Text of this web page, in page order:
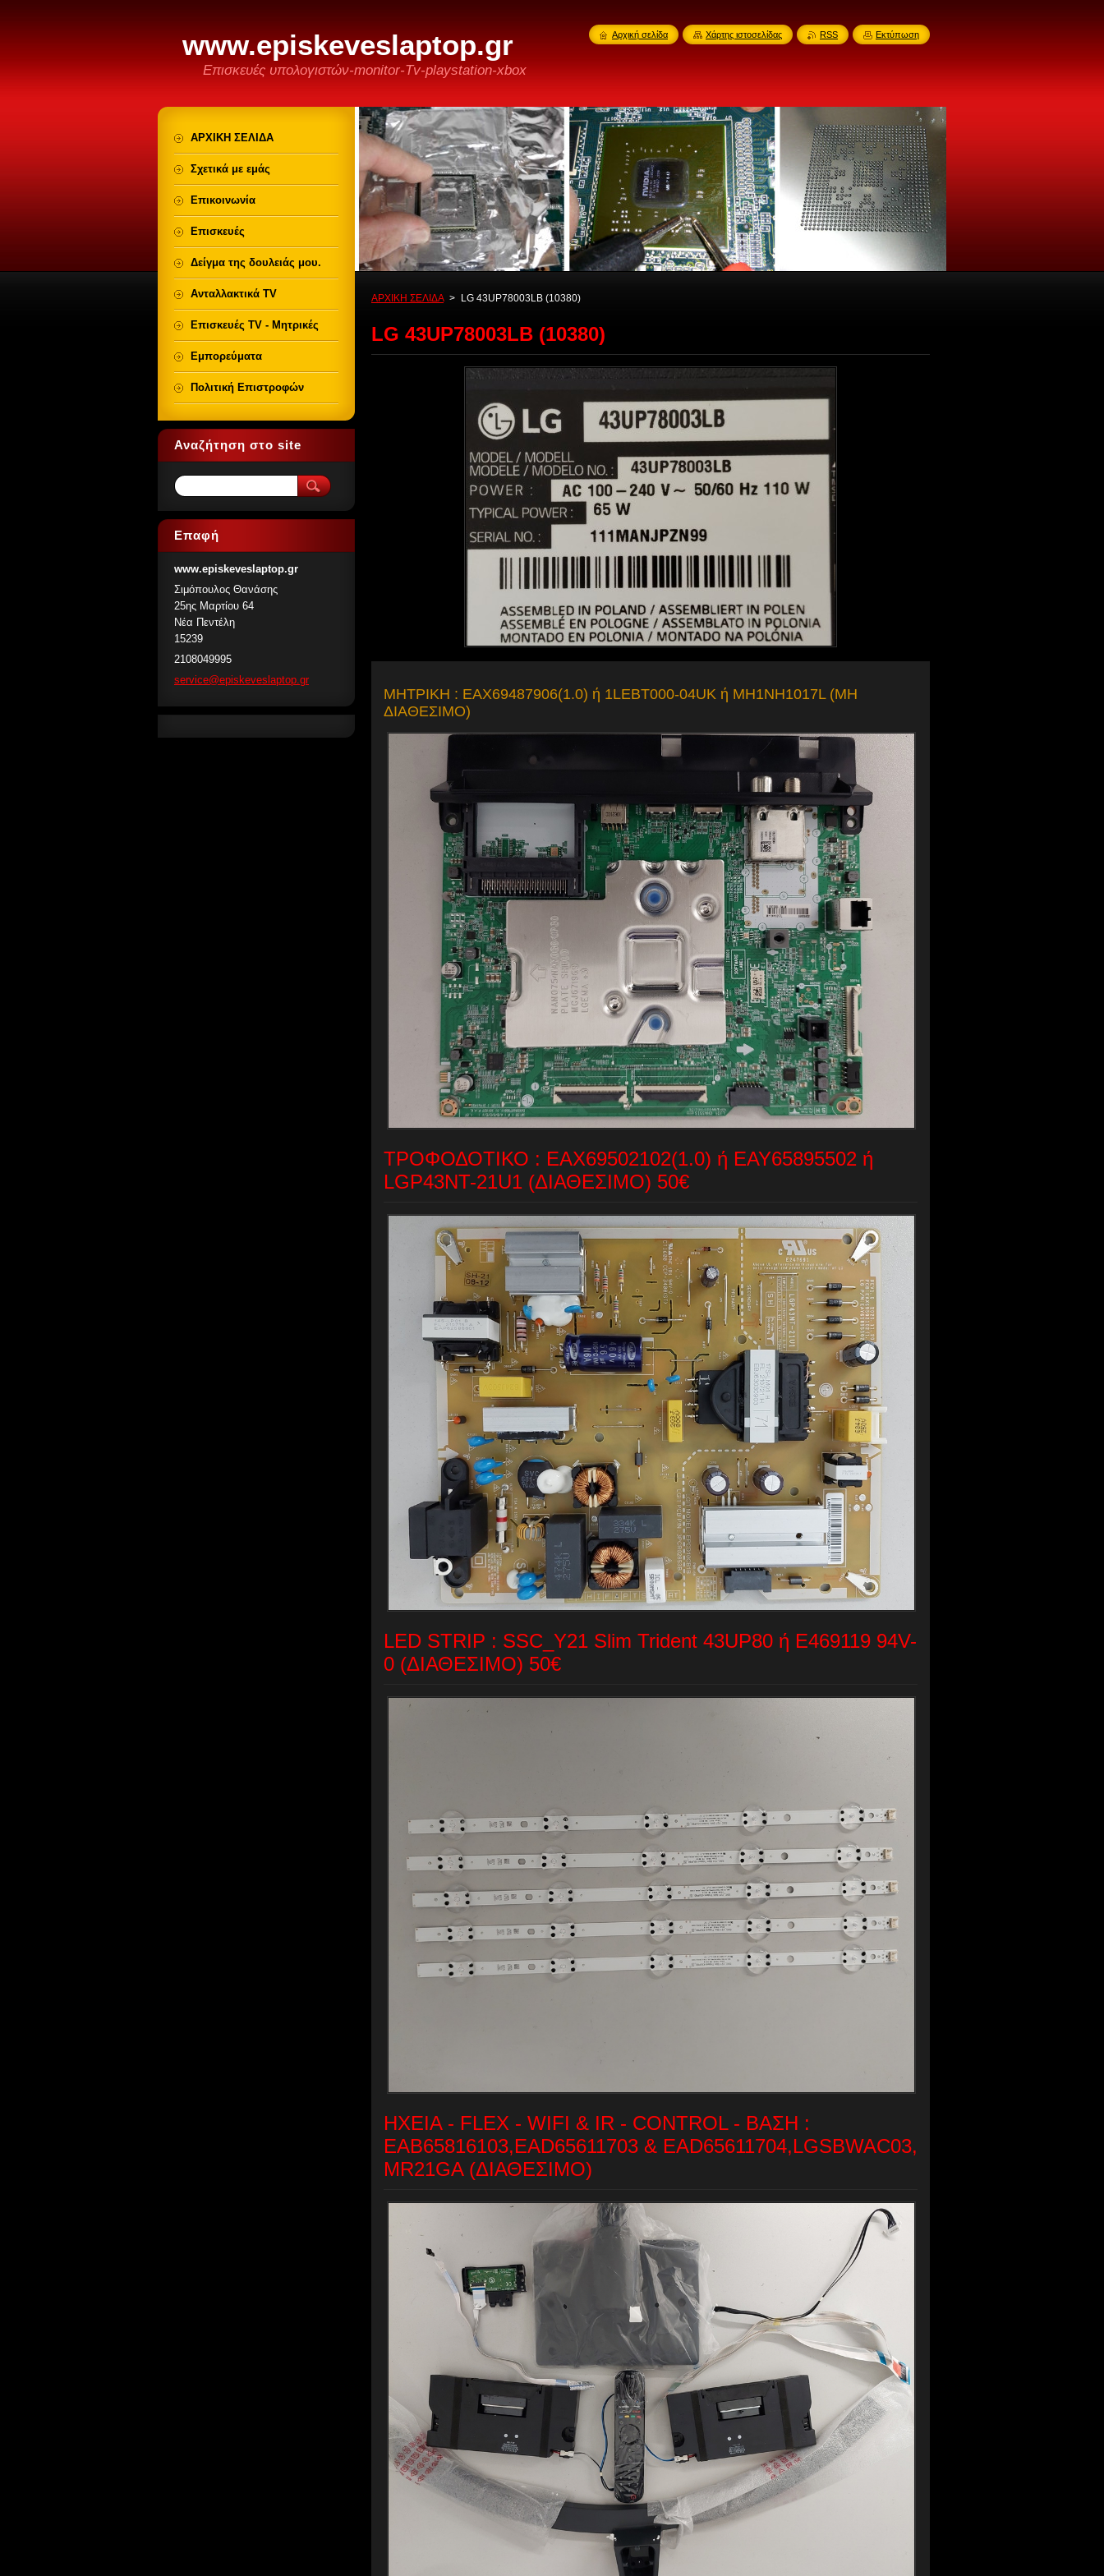
www.episkeveslaptop.gr
Επισκευές υπολογιστών-monitor-Tv-playstation-xbox
ΑΡΧΙΚΗ ΣΕΛΙΔΑ > LG 43UP78003LB (10380)
LG 43UP78003LB (10380)
ΜΗΤΡΙΚΗ : EAX69487906(1.0) ή 1LEBT000-04UK ή MH1NH1017L (ΜΗ
ΔΙΑΘΕΣΙΜΟ)
ΤΡΟΦΟΔΟΤΙΚΟ : EAX69502102(1.0) ή EAY65895502 ή
LGP43NT-21U1 (ΔΙΑΘΕΣΙΜΟ) 50€
LED STRIP : SSC_Y21 Slim Trident 43UP80 ή E469119 94V-
0 (ΔΙΑΘΕΣΙΜΟ) 50€
ΗΧΕΙΑ - FLEX - WIFI & IR - CONTROL - ΒΑΣΗ :
EAB65816103,EAD65611703 & EAD65611704,LGSBWAC03,
MR21GA (ΔΙΑΘΕΣΙΜΟ)
ΑΡΧΙΚΗ ΣΕΛΙΔΑ
Σχετικά με εμάς
Επικοινωνία
Επισκευές
Δείγμα της δουλειάς μου.
Ανταλλακτικά TV
Επισκευές TV - Μητρικές
Εμπορεύματα
Πολιτική Επιστροφών
Αναζήτηση στο site
Επαφή
www.episkeveslaptop.gr
Σιμόπουλος Θανάσης
25ης Μαρτίου 64
Νέα Πεντέλη
15239
2108049995
service@episkeveslaptop.gr
Αρχική σελίδα Χάρτης ιστοσελίδας RSS Εκτύπωση